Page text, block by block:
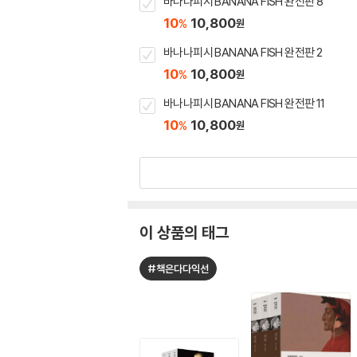
10% 10,800원
바나나피시 BANANA FISH 완전판 2
10% 10,800원
바나나피시 BANANA FISH 완전판 11
10% 10,800원
이 상품의 태그
#책은다다익선